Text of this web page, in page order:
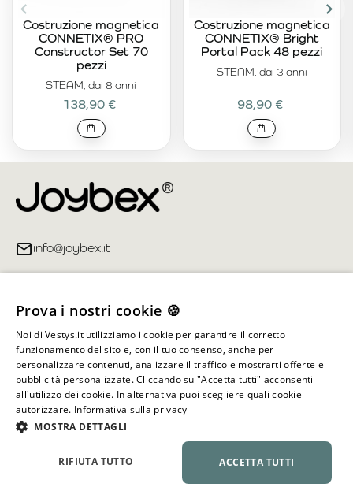
STEAM, dai 8 anni
Costruzione magnetica
CONNETIX® PRO
Constructor Set 70
pezzi
138,90 €
STEAM, dai 3 anni
Costruzione magnetica
CONNETIX® Bright
Portal Pack 48 pezzi
98,90 €
info@joybex.it
Account
Informazioni sul negozio
Tutti i diritti riservati ©
Prova i nostri cookie 🍪
Noi di Vestys.it utilizziamo i cookie per garantire il corretto
funzionamento del sito e, con il tuo consenso, anche per
personalizzare contenuti, analizzare il traffico e mostrarti offerte e
pubblicità personalizzate. Cliccando su "Accetta tutti" acconsenti
all'utilizzo dei cookie. In alternativa puoi scegliere quali cookie
autorizzare. Informativa sulla privacy
MOSTRA DETTAGLI
ACCETTA TUTTI
RIFIUTA TUTTO